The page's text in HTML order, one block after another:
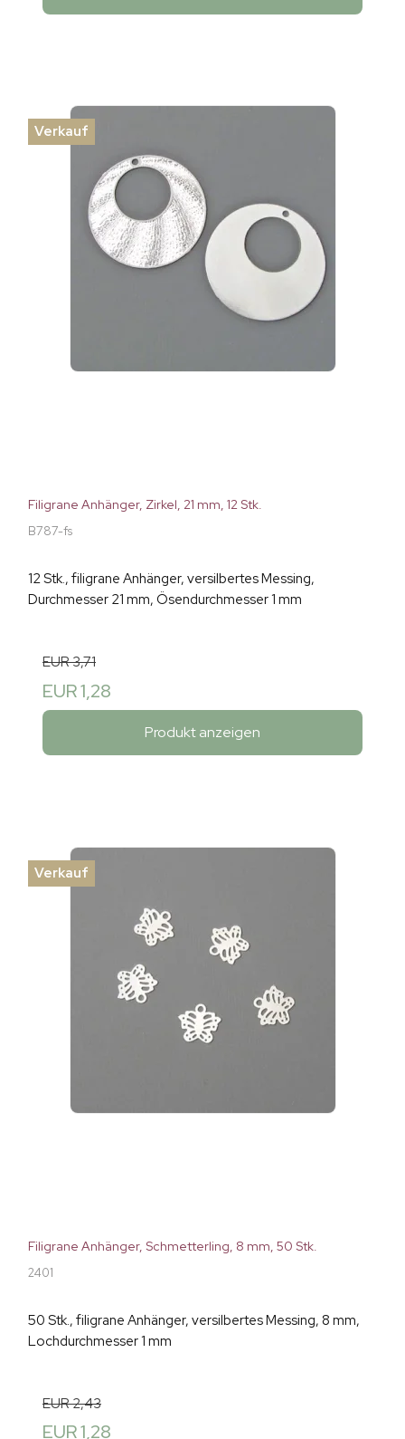
Verkauf
Filigrane Anhänger, Zirkel, 21 mm, 12 Stk.
B787-fs
12 Stk., filigrane Anhänger, versilbertes Messing,
Durchmesser 21 mm, Ösendurchmesser 1 mm
EUR 3,71
EUR 1,28
Produkt anzeigen
Verkauf
Filigrane Anhänger, Schmetterling, 8 mm, 50 Stk.
2401
50 Stk., filigrane Anhänger, versilbertes Messing, 8 mm,
Lochdurchmesser 1 mm
EUR 2,43
EUR 1,28